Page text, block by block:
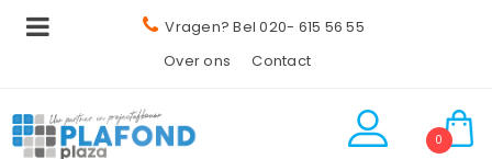
Vragen? Bel 020- 615 56 55
Over ons
Contact
0